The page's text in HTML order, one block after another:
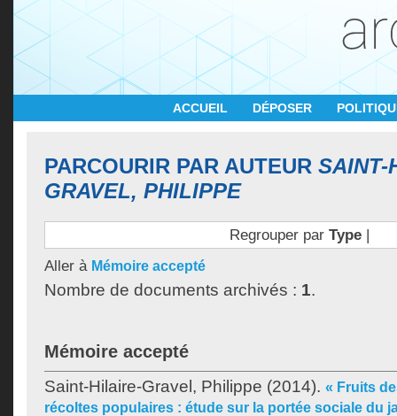
ACCUEIL DÉPOSER
PARCOURIR PAR AUTEUR SAINT-
GRAVEL, PHILIPPE
Regrouper par Type|
Aller à Mémoire accepté
Nombre de documents archivés : 1.
Mémoire accepté
Saint-Hilaire-Gravel, Philippe (2014). « Fruits
récoltes populaires : étude sur la portée sociale du